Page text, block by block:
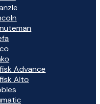
Advance
Alto